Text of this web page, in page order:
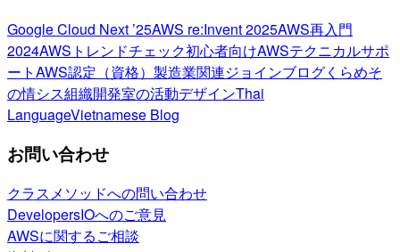
Google Cloud Next ’25AWS re:Invent 2025AWS再入門
2024AWSトレンドチェック初心者向けAWSテクニカルサポ
ートAWS認定（資格） 製造業関連ジョインブログくらめそ
の情シス組織開発室の活動デザインThai
LanguageVietnamese Blog
お問い合わせ
クラスメソッドへの問い合わせ
DevelopersIOへのご意見
AWSに関するご相談